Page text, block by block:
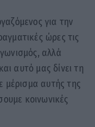
για την
ώρες τις
αλλά
αυτό μας δίνει τη
μέρισμα αυτής της
κοινωνικές